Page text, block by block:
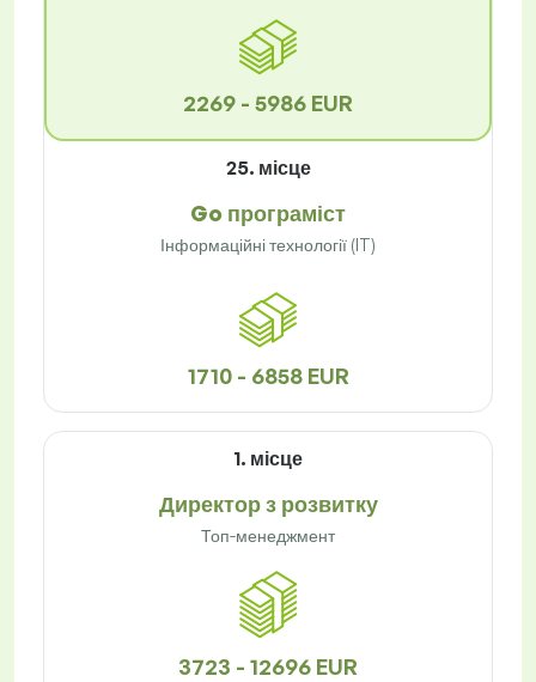
2269 - 5986 EUR
25. місце
Go програміст
Інформаційні технології (IT)
1710 - 6858 EUR
1. місце
Директор з розвитку
Топ-менеджмент
3723 - 12696 EUR